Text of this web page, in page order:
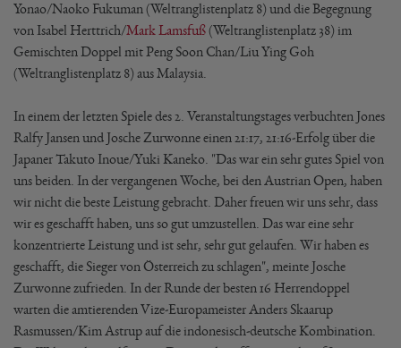
Yonao/Naoko Fukuman (Weltranglistenplatz 8) und die Begegnung
von Isabel Herttrich/Mark Lamsfuß(Weltranglistenplatz 38) im
Gemischten Doppel mit Peng Soon Chan/Liu Ying Goh
(Weltranglistenplatz 8) aus Malaysia.
In einem der letzten Spiele des 2. Veranstaltungstages verbuchten Jones
Ralfy Jansen und Josche Zurwonne einen 21:17, 21:16-Erfolg über die
Japaner Takuto Inoue/Yuki Kaneko. "Das war ein sehr gutes Spiel von
uns beiden. In der vergangenen Woche, bei den Austrian Open, haben
wir nicht die beste Leistung gebracht. Daher freuen wir uns sehr, dass
wir es geschafft haben, uns so gut umzustellen. Das war eine sehr
konzentrierte Leistung und ist sehr, sehr gut gelaufen. Wir haben es
geschafft, die Sieger von Österreich zu schlagen", meinte Josche
Zurwonne zufrieden. In der Runde der besten 16 Herrendoppel
warten die amtierenden Vize-Europameister Anders Skaarup
Rasmussen/Kim Astrup auf die indonesisch-deutsche Kombination.